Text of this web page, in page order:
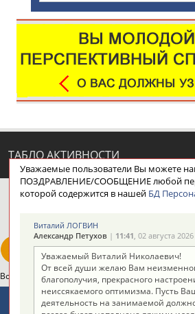
ТАБЛО АКТИВНОСТИ
ЦЕЛИ ПРОЕКТА
Вопросы сотрудничества и совместной
Адресов в новостной рассылке: 996
Уважаемые пользователи Вы можете
ПОЗДРАВЛЕНИЕ/СООБЩЕНИЕ любой
которой содержится в нашей БД
Виталий ЛОГВИН
Александр Петухов| 11:41, 02 августа
Уважаемый Виталий Николаевич!
От всей души желаю Вам
благополучия, прекрасного
неиссякаемого оптимизма. Пусть
деятельность на занимаемой